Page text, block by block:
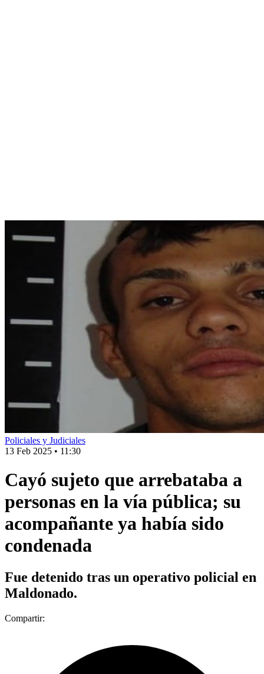
Policiales y Judiciales
13 Feb 2025 • 11:30
Cayó sujeto que arrebataba a
personas en la vía pública; su
acompañante ya había sido
condenada
Fue detenido tras un operativo policial en
Maldonado.
Compartir: